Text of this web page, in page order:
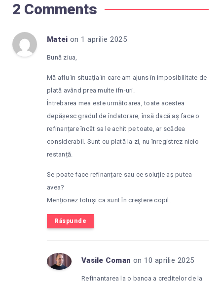
2 Comments
Matei on 1 aprilie 2025
Bună ziua,
Mă aflu în situația în care am ajuns în imposibilitate de
plată având prea multe ifn-uri.
Întrebarea mea este următoarea, toate acestea
depășesc gradul de îndatorare, însă dacă aș face o
refinanțare încât sa le achit pe toate, ar scădea
considerabil. Sunt cu plată la zi, nu înregistrez nicio
restanță.
Se poate face refinanțare sau ce soluție aș putea
avea?
Menționez totuși ca sunt în creștere copil.
Răspunde
Vasile Coman on 10 aprilie 2025
Refinantarea la o banca a creditelor de la